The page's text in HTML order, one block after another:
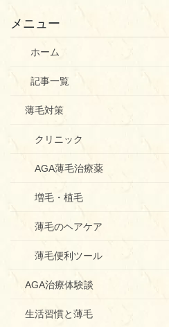
メニュー
ホーム
記事一覧
薄毛対策
クリニック
AGA薄毛治療薬
増毛・植毛
薄毛のヘアケア
薄毛便利ツール
AGA治療体験談
生活習慣と薄毛